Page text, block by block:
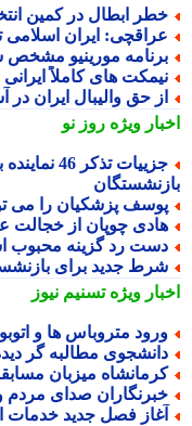
ابطال در کمین
ایران اسلامی تا
مورینیو مشخص شد: رئال با
های کاملاً ایرانی
حق والیبال ایران در
ویژهروز نو
جزییات تذکر
پزشکیان را می
چوپان از خجالت عده
رد گزینه محبوب
جدید برای
ویژهتسنیم نیوز
متروباس ها و اتوبوس های 18 متری برقی
مطالبه گر دیده
میزبان
صدای مردم و
فصل جدید خدمات